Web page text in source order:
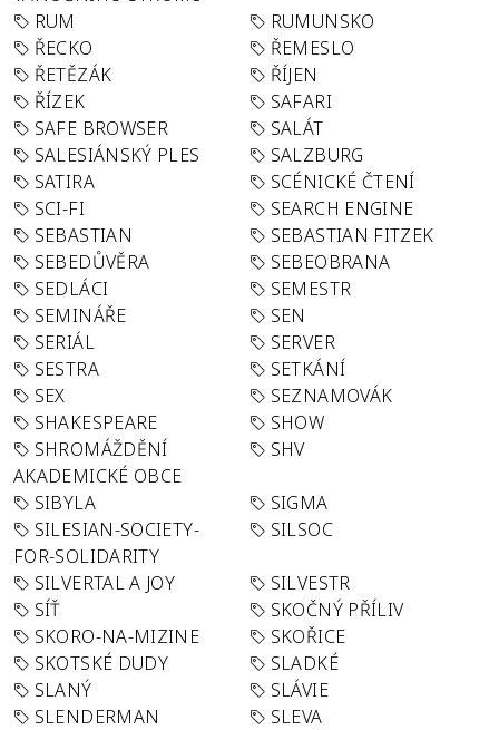
RUM
RUMUNSKO
ŘECKO
ŘEMESLO
ŘETĚZÁK
ŘÍJEN
ŘÍZEK
SAFARI
SAFE BROWSER
SALÁT
SALESIÁNSKÝ PLES
SALZBURG
SATIRA
SCÉNICKÉ ČTENÍ
SCI-FI
SEARCH ENGINE
SEBASTIAN
SEBASTIAN FITZEK
SEBEDŮVĚRA
SEBEOBRANA
SEDLÁCI
SEMESTR
SEMINÁŘE
SEN
SERIÁL
SERVER
SESTRA
SETKÁNÍ
SEX
SEZNAMOVÁK
SHAKESPEARE
SHOW
SHROMÁŽDĚNÍ
AKADEMICKÉ OBCE
SHV
SIBYLA
SIGMA
SILESIAN-SOCIETY-
FOR-SOLIDARITY
SILSOC
SILVERTAL A JOY
SILVESTR
SÍŤ
SKOČNÝ PŘÍLIV
SKORO-NA-MIZINE
SKOŘICE
SKOTSKÉ DUDY
SLADKÉ
SLANÝ
SLÁVIE
SLENDERMAN
SLEVA